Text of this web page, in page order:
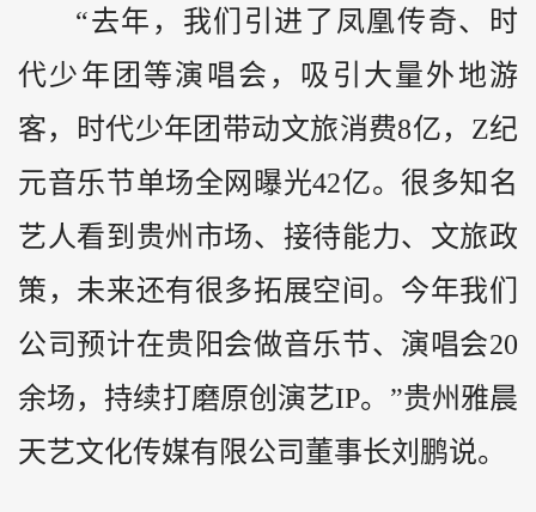
“去年，我们引进了凤凰传奇、时
代少年团等演唱会，吸引大量外地游
客，时代少年团带动文旅消费8亿，Z纪
元音乐节单场全网曝光42亿。很多知名
艺人看到贵州市场、接待能力、文旅政
策，未来还有很多拓展空间。今年我们
公司预计在贵阳会做音乐节、演唱会20
余场，持续打磨原创演艺IP。”贵州雅晨
天艺文化传媒有限公司董事长刘鹏说。